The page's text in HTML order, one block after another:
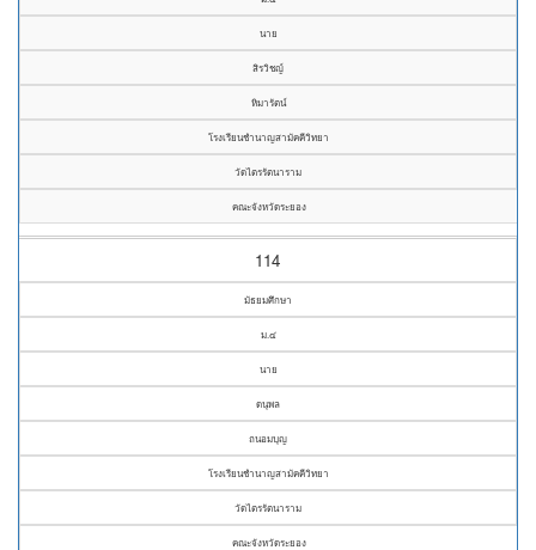
นาย
สิรวิชญ์
หิมารัตน์
โรงเรียนชำนาญสามัคคีวิทยา
วัดไตรรัตนาราม
คณะจังหวัดระยอง
114
มัธยมศึกษา
ม.๔
นาย
ดนุพล
ถนอมบุญ
โรงเรียนชำนาญสามัคคีวิทยา
วัดไตรรัตนาราม
คณะจังหวัดระยอง